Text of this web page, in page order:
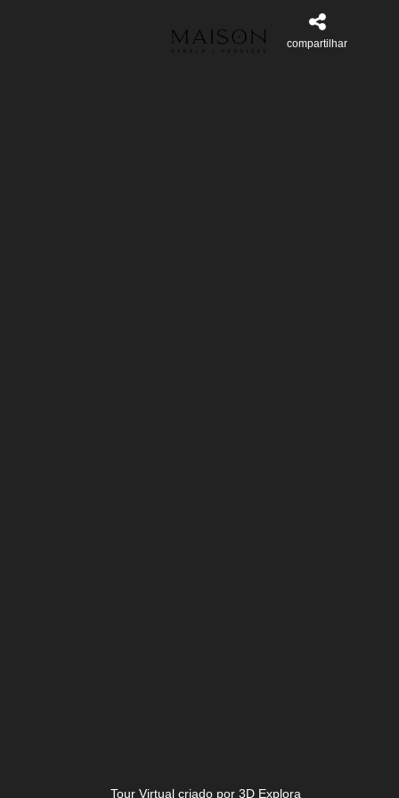
compartilhar
Tour Virtual criado por 3D Explora